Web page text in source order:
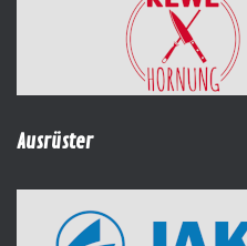
Ausrüster